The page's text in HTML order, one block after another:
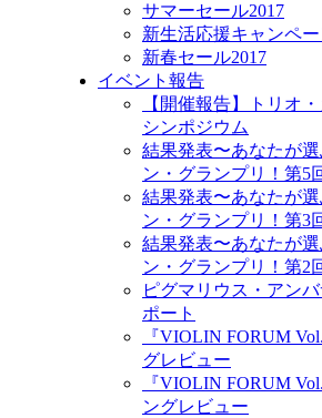
サマーセール2017
新生活応援キャンペー
新春セール2017
イベント報告
【開催報告】トリオ
シンポジウム
結果発表〜あなたが
ン・グランプリ！第5
結果発表〜あなたが
ン・グランプリ！第3
結果発表〜あなたが
ン・グランプリ！第2
ピグマリウス・アン
ポート
『VIOLIN FORUM
グレビュー
『VIOLIN FORUM
ングレビュー